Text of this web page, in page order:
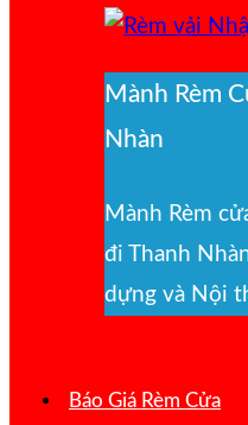
Mành Rèm
Nhàn
Mành Rèm
đi Thanh
dựng và Nội
Báo Giá Rèm Cửa